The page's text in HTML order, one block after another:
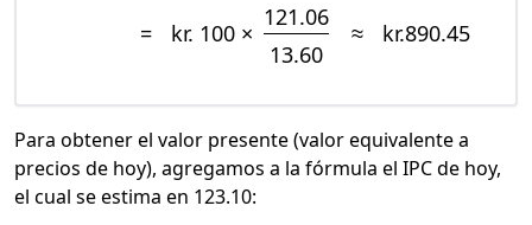
= kr. 100 ×
121.06
13.60
≈ kr.890.45
Para obtener el valor presente (valor equivalente a
precios de hoy), agregamos a la fórmula el IPC de hoy,
el cual se estima en 123.10: